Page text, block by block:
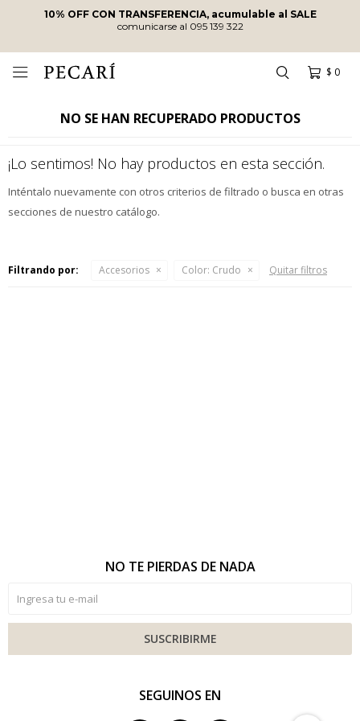
10% OFF CON TRANSFERENCIA, acumulable al SALE
comunicarse al 095 139 322
$ 0

NO SE HAN RECUPERADO PRODUCTOS
¡Lo sentimos! No hay productos en esta sección.
Inténtalo nuevamente con otros criterios de filtrado o busca en otras
secciones de nuestro catálogo.
Filtrando por: Accesorios Color: Crudo Quitar filtros
SEGUINOS EN
NO TE PIERDAS DE NADA
SUSCRIBIRME